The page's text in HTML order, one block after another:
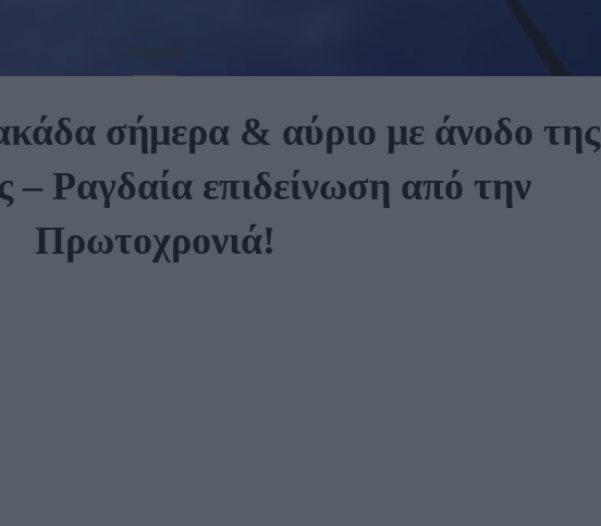
σήμερα & αύριο με άνοδο της
– Ραγδαία επιδείνωση από την
Πρωτοχρονιά!